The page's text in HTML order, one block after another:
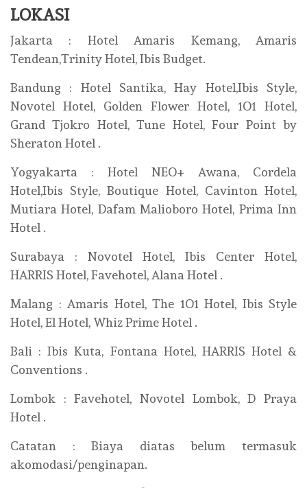
LOKASI
Jakarta : Hotel Amaris Kemang, Amaris
Tendean,Trinity Hotel, Ibis Budget.
Bandung : Hotel Santika, Hay Hotel,Ibis Style,
Novotel Hotel, Golden Flower Hotel, 1O1 Hotel,
Grand Tjokro Hotel, Tune Hotel, Four Point by
Sheraton Hotel .
Yogyakarta : Hotel NEO+ Awana, Cordela
Hotel,Ibis Style, Boutique Hotel, Cavinton Hotel,
Mutiara Hotel, Dafam Malioboro Hotel, Prima Inn
Hotel .
Surabaya : Novotel Hotel, Ibis Center Hotel,
HARRIS Hotel, Favehotel, Alana Hotel .
Malang : Amaris Hotel, The 1O1 Hotel, Ibis Style
Hotel, El Hotel, Whiz Prime Hotel .
Bali : Ibis Kuta, Fontana Hotel, HARRIS Hotel &
Conventions .
Lombok : Favehotel, Novotel Lombok, D Praya
Hotel .
Catatan : Biaya diatas belum termasuk
akomodasi/penginapan.